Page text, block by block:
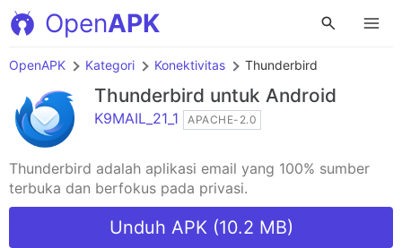
OpenAPK
OpenAPK Kategori Konektivitas Thunderbird
Thunderbird untuk Android
K9MAIL_21_1 APACHE-2.0
Thunderbird adalah aplikasi email yang 100% sumber
terbuka dan berfokus pada privasi.
Unduh APK (10.2 MB)